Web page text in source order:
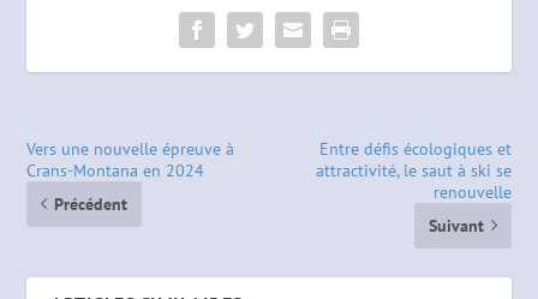
Vers une nouvelle épreuve à
Crans-Montana en 2024
Précédent
Entre défis écologiques et
attractivité, le saut à ski se
renouvelle
Suivant